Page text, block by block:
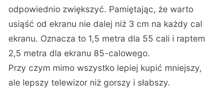
odpowiednio zwiększyć. Pamiętając, że warto
usiąść od ekranu nie dalej niż 3 cm na każdy cal
ekranu. Oznacza to 1,5 metra dla 55 cali i raptem
2,5 metra dla ekranu 85-calowego.
Przy czym mimo wszystko lepiej kupić mniejszy,
ale lepszy telewizor niż gorszy i słabszy.